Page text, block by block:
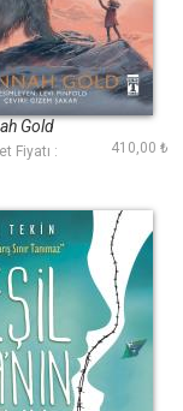
(Ciltli
Gold
Fiyatı : 410,00 ₺